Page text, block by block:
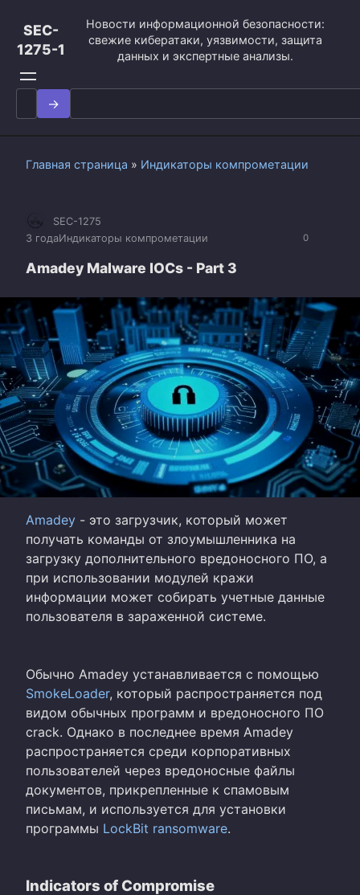
контенту
SEC-
1275-1
Новости информационной безопасности:
свежие кибератаки, уязвимости, защита
данных и экспертные анализы.
Search
for:
Главная страница » Индикаторы компрометации
0
SEC-1275
3 годаИндикаторы компрометации
Amadey Malware IOCs - Part 3
Amadey - это загрузчик, который может
получать команды от злоумышленника на
загрузку дополнительного вредоносного ПО, а
при использовании модулей кражи
информации может собирать учетные данные
пользователя в зараженной системе.
Обычно Amadey устанавливается с помощью
SmokeLoader, который распространяется под
видом обычных программ и вредоносного ПО
crack. Однако в последнее время Amadey
распространяется среди корпоративных
пользователей через вредоносные файлы
документов, прикрепленные к спамовым
письмам, и используется для установки
программы LockBit ransomware.
Indicators of Compromise